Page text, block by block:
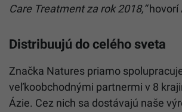
Care Treatment za rok 2018,“hovorí
Distribuujú do celého sveta
Značka Natures priamo
veľkoobchodnými partnermi v 8
Ázie. Cez nich sa dostávajú naše